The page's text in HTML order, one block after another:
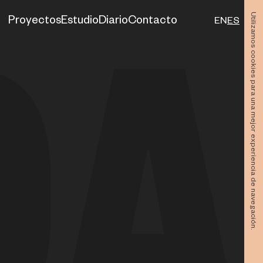
Utilizamos cookies para una mejor experiencia de navegación.
ProyectosEstudioDiarioContacto ENES